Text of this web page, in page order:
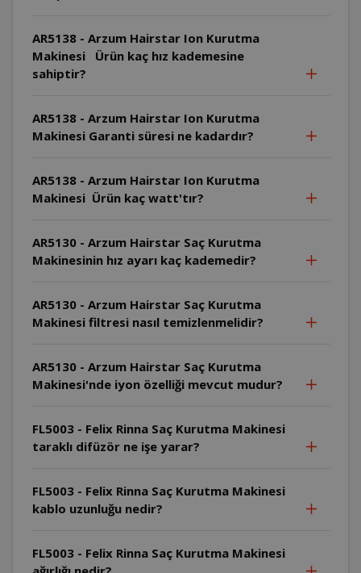
AR5138 - Arzum Hairstar Ion Kurutma
Makinesi Ürün kaç hız kademesine
sahiptir?
AR5138 - Arzum Hairstar Ion Kurutma
Makinesi Garanti süresi ne kadardır?
AR5138 - Arzum Hairstar Ion Kurutma
Makinesi Ürün kaç watt'tır?
AR5130 - Arzum Hairstar Saç Kurutma
Makinesinin hız ayarı kaç kademedir?
AR5130 - Arzum Hairstar Saç Kurutma
Makinesi filtresi nasıl temizlenmelidir?
AR5130 - Arzum Hairstar Saç Kurutma
Makinesi'nde iyon özelliği mevcut mudur?
FL5003 - Felix Rinna Saç Kurutma Makinesi
taraklı difüzör ne işe yarar?
FL5003 - Felix Rinna Saç Kurutma Makinesi
kablo uzunluğu nedir?
FL5003 - Felix Rinna Saç Kurutma Makinesi